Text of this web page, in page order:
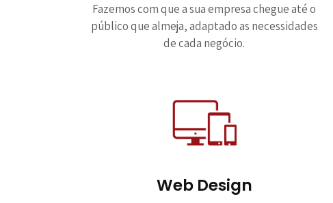
Fazemos com que a sua empresa chegue até o
público que almeja, adaptado as necessidades
de cada negócio.
Web Design